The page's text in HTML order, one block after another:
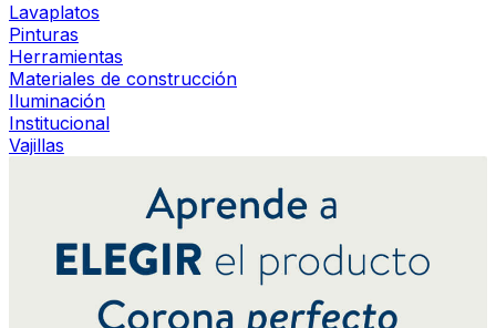
Lavaplatos
Pinturas
Herramientas
Materiales de construcción
Iluminación
Institucional
Vajillas